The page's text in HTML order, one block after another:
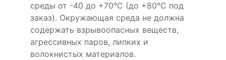
среды от -40 до +70°C (до +80°C под
заказ). Окружающая среда не должна
содержать взрывоопасных веществ,
агрессивных паров, липких и
волокнистых материалов.